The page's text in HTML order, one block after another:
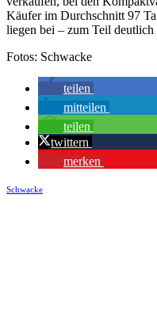
Käufer im Durchschnitt 97
liegen bei – zum Teil deutlich
Fotos: Schwacke
teilen
mitteilen
teilen
twittern
merken
Schwacke